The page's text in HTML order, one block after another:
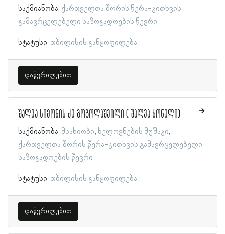
საქმიანობა: ქართველთა შორის წერა-კითხვის
გამავრცელებელი საზოგადოების წევრი
სტატუსი: თბილისის განყოფილება
დაწვრილებით
შალვა სიმონის ძე გოგოლაშვილი ( შალვა ხონელი)
საქმიანობა: მსახიობი ხელოვნების მუშაკი
ქართველთა შორის წერა-კითხვის გამავრცელებელი
საზოგადოების წევრი
სტატუსი: თბილისის განყოფილება
დაწვრილებით